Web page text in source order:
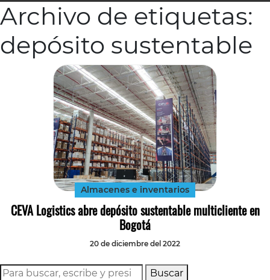
Archivo de etiquetas:
depósito sustentable
Almacenes e inventarios
CEVA Logistics abre depósito sustentable multicliente en
Bogotá
20 de diciembre del 2022
Buscar